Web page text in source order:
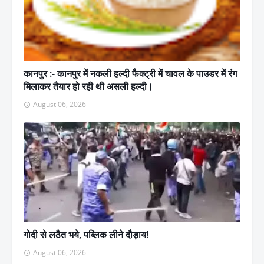
कानपुर :- कानपुर में नकली हल्दी फैक्ट्री में चावल के पाउडर में रंग
मिलाकर तैयार हो रही थी असली हल्दी।
August 06, 2026
गोदी से लठैत भये, पब्लिक लीने दौड़ाय!
August 06, 2026